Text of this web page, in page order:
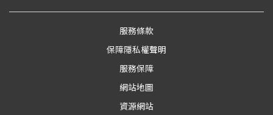
服務條款
保障隱私權聲明
服務保障
網站地圖
資源網站